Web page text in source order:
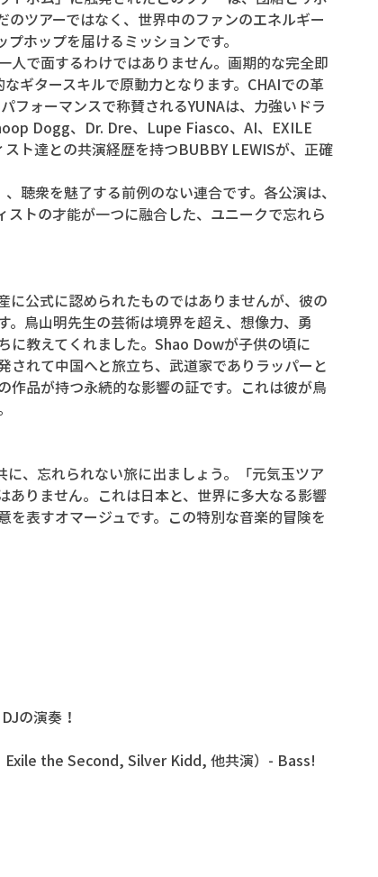
ツアーではなく、世界中のファンのエネルギー
ホップを届けるミッションです。
人で面するわけではありません。画期的な完全即
ギタースキルで原動力となります。CHAIでの革
フォーマンスで称賛されるYUNAは、力強いドラ
Dogg、Dr. Dre、Lupe Fiasco、AI、EXILE
ト達との共演経歴を持つBUBBY LEWISが、正確
聴衆を魅了する前例のない連合です。各公演は、
ストの才能が一つに融合した、ユニークで忘れら
に公式に認められたものではありませんが、彼の
。鳥山明先生の芸術は境界を超え、想像力、勇
に教えてくれました。Shao Dowが子供の頃に
されて中国へと旅立ち、武道家でありラッパーと
作品が持つ永続的な影響の証です。これは彼が鳥
、忘れられない旅に出ましょう。「元気玉ツア
ありません。これは日本と、世界に多大なる影響
を表すオマージュです。この特別な音楽的冒険を
の演奏！
Exile the Second, Silver Kidd, 他共演）- Bass!